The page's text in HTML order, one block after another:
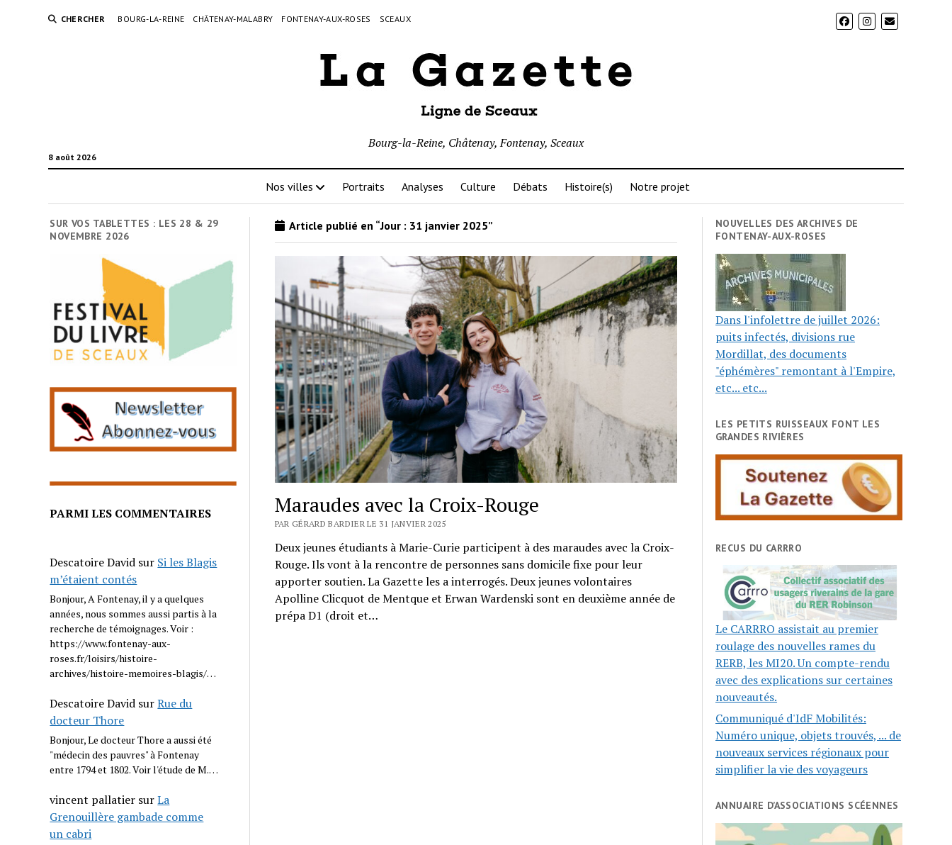
CHERCHER BOURG-LA-REINE CHÂTENAY-MALABRY FONTENAY-AUX-ROSES SCEAUX
8 août 2026
Bourg-la-Reine, Châtenay, Fontenay, Sceaux
Nos villes Portraits Analyses Culture Débats Histoire(s) Notre projet
SUR VOS TABLETTES : LES 28 & 29
NOVEMBRE 2026
PARMI LES COMMENTAIRES
Descatoire David sur Si les Blagis
m’étaient contés
Bonjour, A Fontenay, il y a quelques
années, nous sommes aussi partis à la
recherche de témoignages. Voir :
https://www.fontenay-aux-
roses.fr/loisirs/histoire-
archives/histoire-memoires-blagis/…
Descatoire David surRue du
docteur Thore
Bonjour, Le docteur Thore a aussi été
"médecin des pauvres" à Fontenay
entre 1794 et 1802. Voir l'étude de M.…
vincent pallatier surLa
Grenouillère gambade comme
un cabri
Article publié en “Jour : 31 janvier 2025”
Maraudes avec la Croix-Rouge
PAR GÉRARD BARDIER LE 31 JANVIER 2025
Deux jeunes étudiants à Marie-Curie participent à des maraudes avec la Croix-
Rouge. Ils vont à la rencontre de personnes sans domicile fixe pour leur
apporter soutien. La Gazette les a interrogés. Deux jeunes volontaires
Apolline Clicquot de Mentque et Erwan Wardenski sont en deuxième année de
prépa D1 (droit et…
NOUVELLES DES ARCHIVES DE
FONTENAY-AUX-ROSES
Dans l'infolettre de juillet 2026:
puits infectés, divisions rue
Mordillat, des documents
"éphémères" remontant à l'Empire,
etc... etc...
LES PETITS RUISSEAUX FONT LES
GRANDES RIVIÈRES
RECUS DU CARRRO
Le CARRRO assistait au premier
roulage des nouvelles rames du
RERB, les MI20. Un compte-rendu
avec des explications sur certaines
nouveautés.
Communiqué d'IdF Mobilités:
Numéro unique, objets trouvés, ... de
nouveaux services régionaux pour
simplifier la vie des voyageurs
ANNUAIRE D’ASSOCIATIONS SCÉENNES